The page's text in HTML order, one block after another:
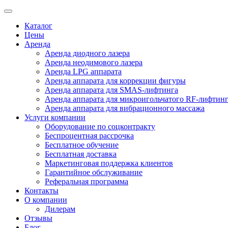
Каталог
Цены
Аренда
Аренда диодного лазера
Аренда неодимового лазера
Аренда LPG аппарата
Аренда аппарата для коррекции фигуры
Аренда аппарата для SMAS-лифтинга
Аренда аппарата для микроигольчатого RF-
Аренда аппарата для вибрационного массажа
Услуги компании
Оборудование по соцконтракту
Беспроцентная рассрочка
Бесплатное обучение
Бесплатная доставка
Маркетинговая поддержка клиентов
Гарантийное обслуживание
Реферальная программа
Контакты
О компании